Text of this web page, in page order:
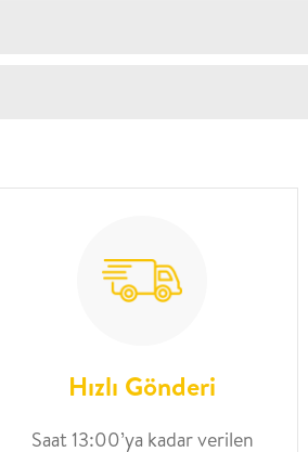
Hızlı Gönderi
Saat 13:00’ya kadar verilen